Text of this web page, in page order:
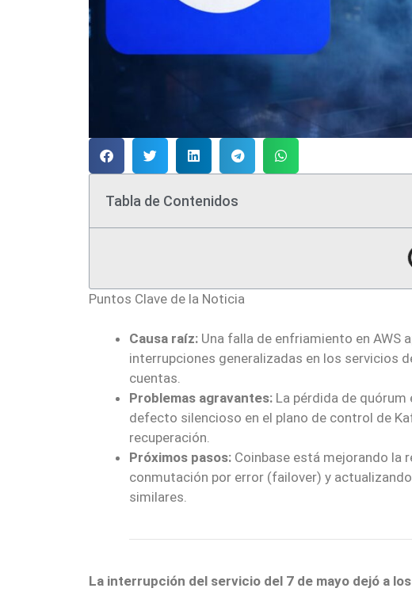
Tabla de Contenidos
Puntos Clave de la Noticia
Causa raíz: Una falla de enfriamiento en AWS
interrupciones generalizadas en los servicios
cuentas.
Problemas agravantes: La pérdida de
defecto silencioso en el plano de control de
recuperación.
Próximos pasos: Coinbase está mejorando la
conmutación por error (failover) y
similares.
La interrupción del servicio del 7 de mayo dejó a